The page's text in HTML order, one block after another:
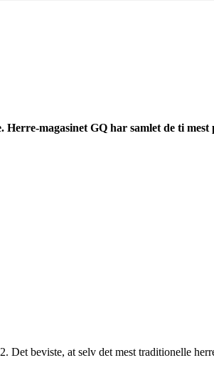
Herre-magasinet GQ har samlet de ti
Det beviste, at selv det mest traditionelle